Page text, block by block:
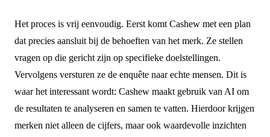
Het proces is vrij eenvoudig. Eerst komt Cashew met een plan
dat precies aansluit bij de behoeften van het merk. Ze stellen
vragen op die gericht zijn op specifieke doelstellingen.
Vervolgens versturen ze de enquête naar echte mensen. Dit is
waar het interessant wordt: Cashew maakt gebruik van AI om
de resultaten te analyseren en samen te vatten. Hierdoor krijgen
merken niet alleen de cijfers, maar ook waardevolle inzichten